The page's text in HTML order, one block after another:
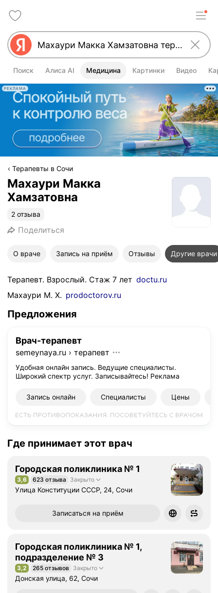
Поиск Алиса AI Медицина Картинки Видео
РЕКЛАМА
Терапевты в Сочи
Махаури Макка
Хамзатовна
2 отзыва
Поделиться
О враче Запись на приём Отзывы Другие врачи
Терапевт. Взрослый. Стаж 7 лет doctu.ru
Махаури М. Х. prodoctorov.ru
Предложения
Врач-терапевт
semeynaya.ru › терапевт
Удобная онлайн запись. Ведущие специалисты.
Широкий спектр услуг. Записывайтесь! Реклама
Запись онлайн Специалисты Цены
Где принимает этот врач
Городская поликлиника № 1
Рейтинг 3,6 из 5
3,6 623 отзыва Закрыто
Улица Конституции СССР, 24, Сочи
Записаться на приём
Городская поликлиника № 1,
подразделение № 3
Рейтинг 3,2 из 5
3,2 265 отзывов Закрыто
Донская улица, 62, Сочи